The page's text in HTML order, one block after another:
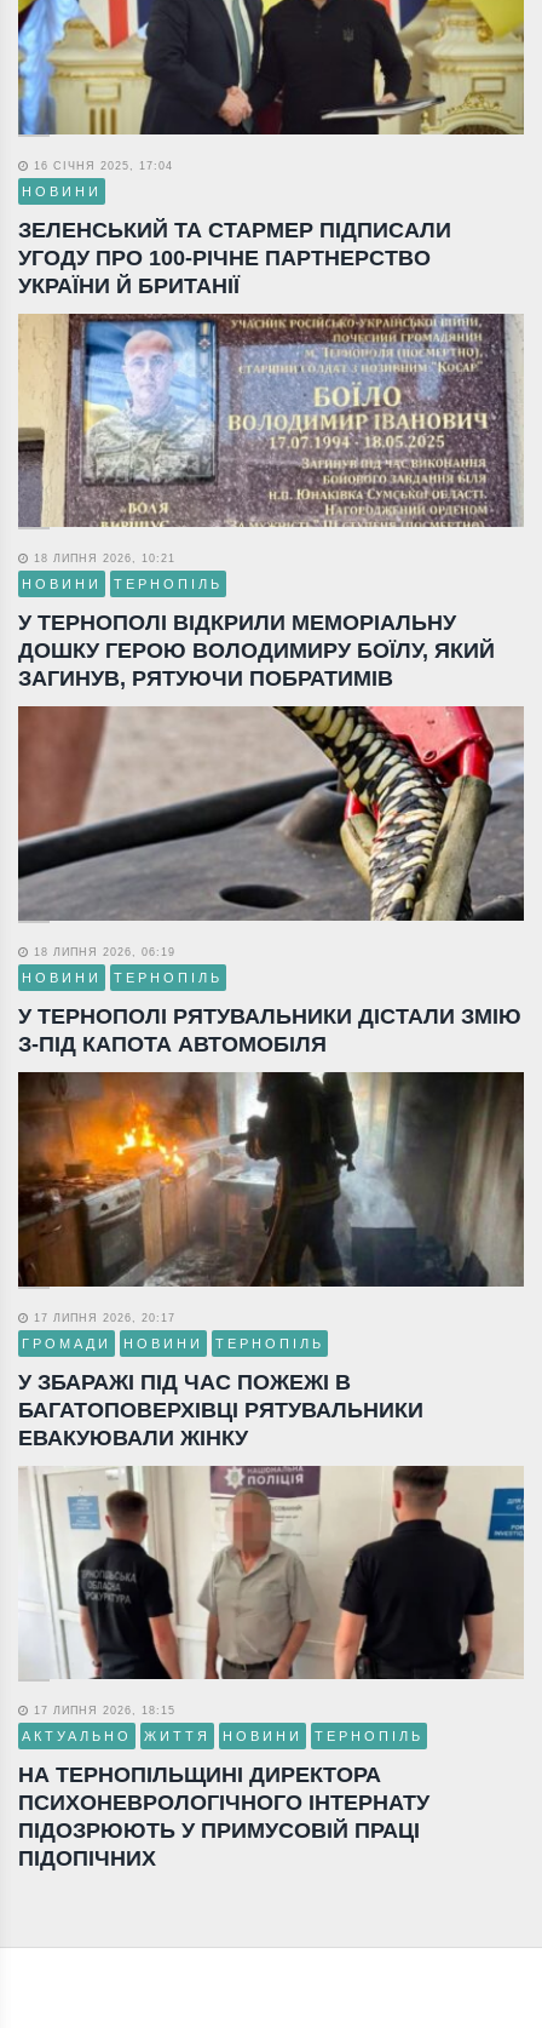
16 СІЧНЯ 2025, 17:04
НОВИНИ
ЗЕЛЕНСЬКИЙ ТА СТАРМЕР ПІДПИСАЛИ
УГОДУ ПРО 100-РІЧНЕ ПАРТНЕРСТВО
УКРАЇНИ Й БРИТАНІЇ
18 ЛИПНЯ 2026, 10:21
НОВИНИ ТЕРНОПІЛЬ
У ТЕРНОПОЛІ ВІДКРИЛИ МЕМОРІАЛЬНУ
ДОШКУ ГЕРОЮ ВОЛОДИМИРУ БОЇЛУ, ЯКИЙ
ЗАГИНУВ, РЯТУЮЧИ ПОБРАТИМІВ
18 ЛИПНЯ 2026, 06:19
НОВИНИ ТЕРНОПІЛЬ
У ТЕРНОПОЛІ РЯТУВАЛЬНИКИ ДІСТАЛИ ЗМІЮ
З-ПІД КАПОТА АВТОМОБІЛЯ
17 ЛИПНЯ 2026, 20:17
ГРОМАДИ НОВИНИ ТЕРНОПІЛЬ
У ЗБАРАЖІ ПІД ЧАС ПОЖЕЖІ В
БАГАТОПОВЕРХІВЦІ РЯТУВАЛЬНИКИ
ЕВАКУЮВАЛИ ЖІНКУ
17 ЛИПНЯ 2026, 18:15
АКТУАЛЬНО ЖИТТЯ НОВИНИ ТЕРНОПІЛЬ
НА ТЕРНОПІЛЬЩИНІ ДИРЕКТОРА
ПСИХОНЕВРОЛОГІЧНОГО ІНТЕРНАТУ
ПІДОЗРЮЮТЬ У ПРИМУСОВІЙ ПРАЦІ
ПІДОПІЧНИХ